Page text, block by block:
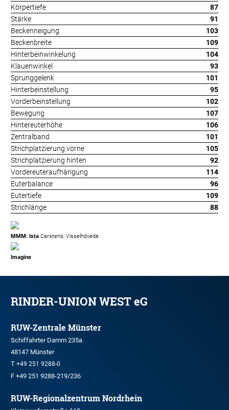
Körpertiefe
87
Stärke
91
Beckenneigung
103
Beckenbreite
109
Hinterbeinwinkelung
104
Klauenwinkel
93
Sprunggelenk
101
Hinterbeinstellung
95
Vorderbeinstellung
102
Bewegung
107
Hintereuterhöhe
106
Zentralband
101
Strichplatzierung vorne
105
Strichplatzierung hinten
92
Vordereuteraufhängung
114
Euterbalance
96
Eutertiefe
109
Strichlänge
88
MMM: Ista Carstens, Visselhövede
Imagine
RINDER-UNION WEST eG
RUW-Zentrale Münster
Schiffahrter Damm 235a
48147 Münster
T +49 251 9288-0
F +49 251 9288-219/236
RUW-Regionalzentrum Nordrhein